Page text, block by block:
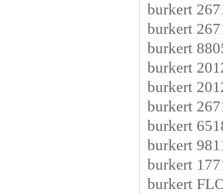
burkert
burkert
burkert
burkert
burkert
burkert
burkert
burkert
burkert
burkert